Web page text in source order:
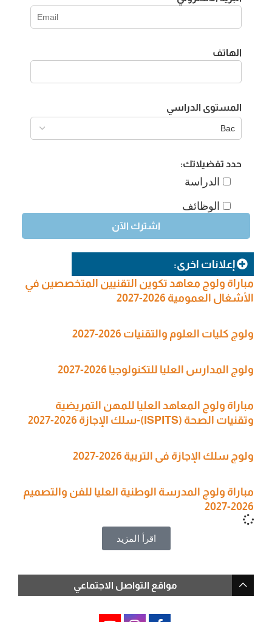
الهاتف
المستوى الدراسي
حدد تفضيلاتك:
الدراسة
الوظائف
إعلانات اخرى:
مباراة ولوج معاهد تكوين التقنيين المتخصصين في
الأشغال العمومية 2026-2027
ولوج كليات العلوم والتقنيات 2026-2027
ولوج المدارس العليا للتكنولوجيا 2026-2027
مباراة ولوج المعاهد العليا للمهن التمريضية
وتقنيات الصحة (ISPITS)-سلك الإجازة 2026-2027
ولوج سلك الإجازة في التربية 2026-2027
مباراة ولوج المدرسة الوطنية العليا للفن والتصميم
2026-2027
اقرأ المزيد
مواقع التواصل الاجتماعي